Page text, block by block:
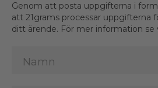
Genom att posta uppgifterna i
att 21grams processar uppgifterna
ditt ärende. För mer information se